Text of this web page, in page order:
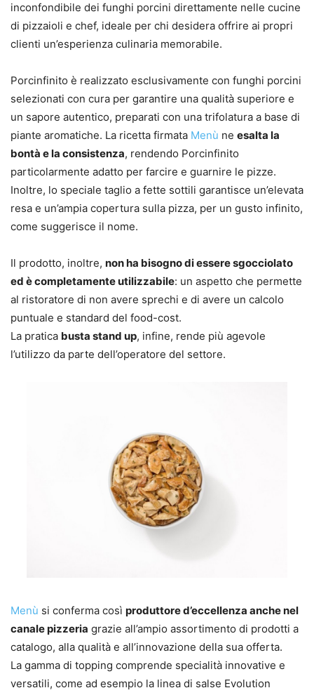
inconfondibile dei funghi porcini direttamente nelle cucine
di pizzaioli e chef, ideale per chi desidera offrire ai propri
clienti un’esperienza culinaria memorabile.
Porcinfinito è realizzato esclusivamente con funghi porcini
selezionati con cura per garantire una qualità superiore e
un sapore autentico, preparati con una trifolatura a base di
piante aromatiche. La ricetta firmata Menù ne esalta la
bontà e la consistenza, rendendo Porcinfinito
particolarmente adatto per farcire e guarnire le pizze.
Inoltre, lo speciale taglio a fette sottili garantisce un’elevata
resa e un’ampia copertura sulla pizza, per un gusto infinito,
come suggerisce il nome.
Il prodotto, inoltre, non ha bisogno di essere sgocciolato
ed è completamente utilizzabile: un aspetto che permette
al ristoratore di non avere sprechi e di avere un calcolo
puntuale e standard del food-cost.
La pratica busta stand up, infine, rende più agevole
l’utilizzo da parte dell’operatore del settore.
Menù si conferma così produttore d’eccellenza anche nel
canale pizzeria grazie all’ampio assortimento di prodotti a
catalogo, alla qualità e all’innovazione della sua offerta.
La gamma di topping comprende specialità innovative e
versatili, come ad esempio la linea di salse Evolution